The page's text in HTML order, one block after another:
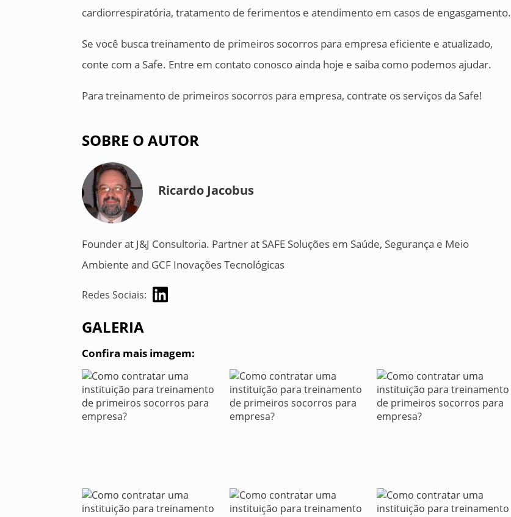
cardiorrespiratória, tratamento de ferimentos e atendimento em casos de engasgamento.
Se você busca treinamento de primeiros socorros para empresa eficiente e atualizado,
conte com a Safe. Entre em contato conosco ainda hoje e saiba como podemos ajudar.
Para treinamento de primeiros socorros para empresa, contrate os serviços da Safe!
SOBRE O AUTOR
Ricardo Jacobus
Founder at J&J Consultoria. Partner at SAFE Soluções em Saúde, Segurança e Meio
Ambiente and GCF Inovações Tecnológicas
Redes Sociais:
GALERIA
Confira mais imagem: